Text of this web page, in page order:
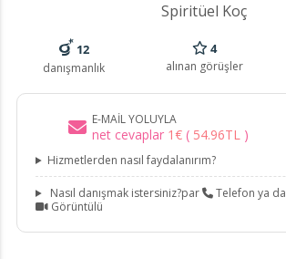
Spiritüel Koç
12
danışmanlık
4
alınan görüşler
E-MAIL YOLUYLA
net cevaplar 1€ ( 54.96TL )
Hizmetlerden nasıl faydalanırım?
Nasıl danışmak istersiniz?par Telefon ya da
Görüntülü